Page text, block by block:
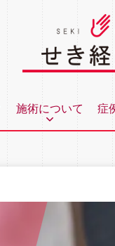
施術について 症